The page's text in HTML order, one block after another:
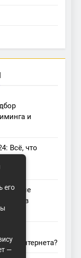
и
Всё, что
и
в
интернета?
его
—